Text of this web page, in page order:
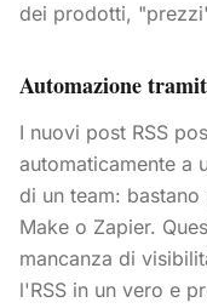
dei prodotti,
Automazione
I nuovi post RSS
automaticamente a
di un team:
Make o Zapier.
mancanza di
l'RSS in un vero e